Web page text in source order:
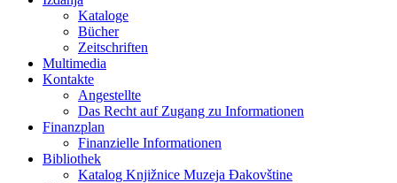
Kataloge
Bücher
Zeitschriften
Multimedia
Kontakte
Angestellte
Das Recht auf Zugang zu Informationen
Finanzplan
Finanzielle Informationen
Bibliothek
Katalog Knjižnice Muzeja Đakovštine